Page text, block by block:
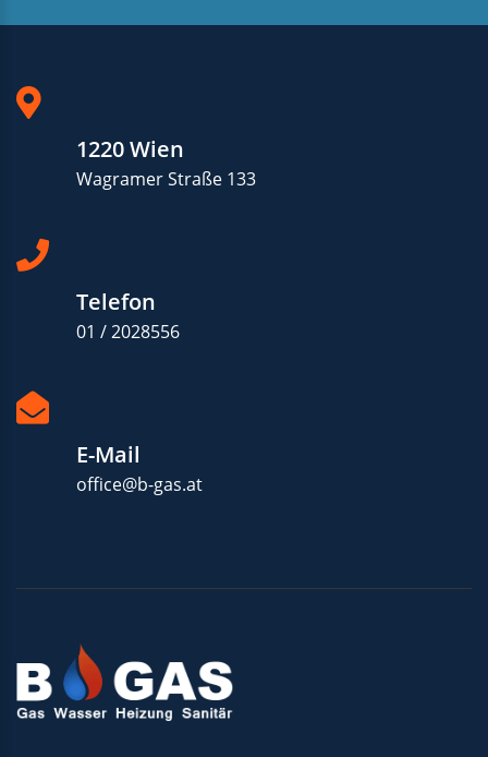
1220 Wien
Wagramer Straße 133
Telefon
01 / 2028556
E-Mail
office@b-gas.at